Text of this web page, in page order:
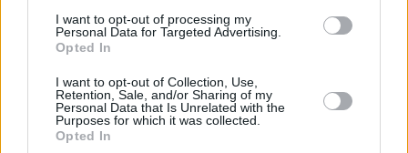
I want to opt-out of processing my
Personal Data for Targeted Advertising.
Opted In
I want to opt-out of Collection, Use,
Retention, Sale, and/or Sharing of my
Personal Data that Is Unrelated with the
Purposes for which it was collected.
Opted In
Ρουμελιώτη και Κατσούλη μετά από
προκλητική ανάρτηση για την κακοκαιρία